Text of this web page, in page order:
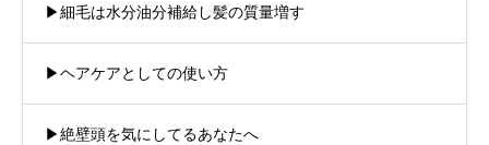
▶︎細毛は水分油分補給し髪の質量増す
▶︎ヘアケアとしての使い方
▶︎絶壁頭を気にしてるあなたへ